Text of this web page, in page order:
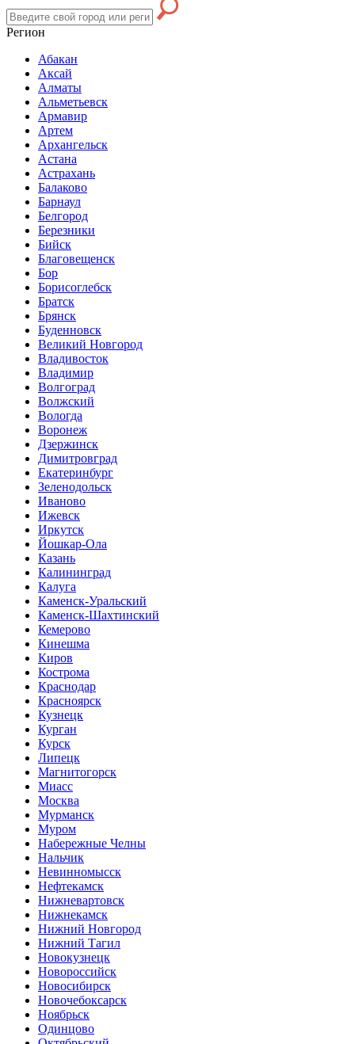
Регион
Абакан
Аксай
Алматы
Альметьевск
Армавир
Артем
Архангельск
Астана
Астрахань
Балаково
Барнаул
Белгород
Березники
Бийск
Благовещенск
Бор
Борисоглебск
Братск
Брянск
Буденновск
Великий Новгород
Владивосток
Владимир
Волгоград
Волжский
Вологда
Воронеж
Дзержинск
Димитровград
Екатеринбург
Зеленодольск
Иваново
Ижевск
Иркутск
Йошкар-Ола
Казань
Калининград
Калуга
Каменск-Уральский
Каменск-Шахтинский
Кемерово
Кинешма
Киров
Кострома
Краснодар
Красноярск
Кузнецк
Курган
Курск
Липецк
Магнитогорск
Миасс
Москва
Мурманск
Муром
Набережные Челны
Нальчик
Невинномысск
Нефтекамск
Нижневартовск
Нижнекамск
Нижний Новгород
Нижний Тагил
Новокузнецк
Новороссийск
Новосибирск
Новочебоксарск
Ноябрьск
Одинцово